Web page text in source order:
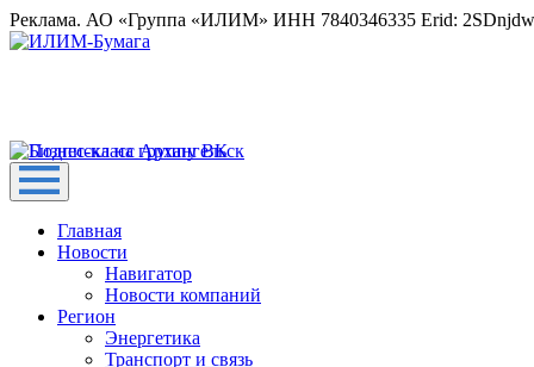
Реклама. АО «Группа «ИЛИМ» ИНН 7840346335 Erid:
Главная
Новости
Навигатор
Новости компаний
Регион
Энергетика
Транспорт и связь